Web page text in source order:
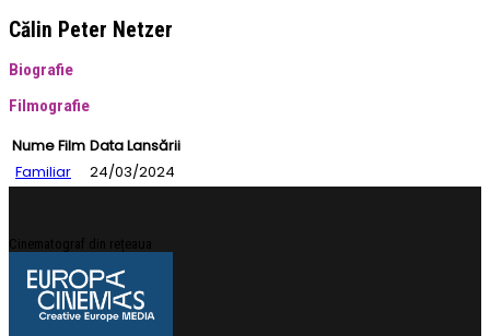
Călin Peter Netzer
Biografie
Filmografie
Nume Film Data Lansării
Familiar
24/03/2024
Cinematograf din rețeaua